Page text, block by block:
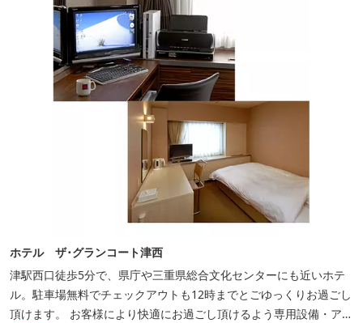
ホテル ザ･グランコート津西
津駅西口徒歩5分で、県庁や三重県総合文化センターにも近いホテ
ル。駐車場無料でチェックアウトも12時までとごゆっくりお過ごし
頂けます。 お客様により快適にお過ごし頂けるよう専用設備・アメ